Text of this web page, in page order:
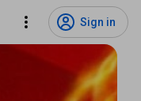
Sign in